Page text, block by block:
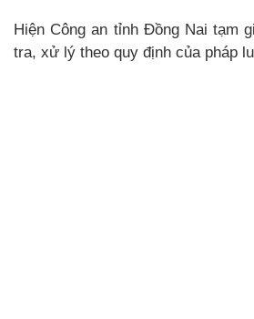
Hiện Công an tỉnh Đồng Nai tạm
tra, xử lý theo quy định của pháp